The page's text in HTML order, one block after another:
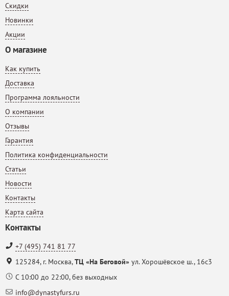
Скидки
Новинки
Акции
О магазине
Как купить
Доставка
Программа лояльности
О компании
Отзывы
Гарантия
Политика конфиденциальности
Статьи
Новости
Контакты
Карта сайта
Контакты
+7 (495) 741 81 77
125284, г. Москва,ТЦ «На Беговой» ул. Хорошёвское ш., 16с3
С 10:00 до 22:00, без выходных
info@dynastyfurs.ru